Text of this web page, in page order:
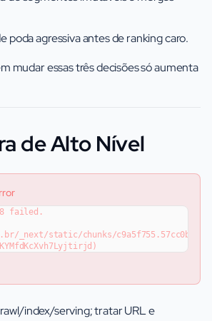
poda agressiva antes de ranking caro.
mudar essas três decisões só aumenta
de Alto Nível
failed.
_next/static/chunks/
index/serving; tratar URL e